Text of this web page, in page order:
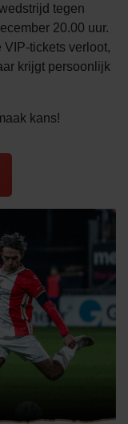
tegen
20.00 uur.
tickets verloot,
krijgt persoonlijk
kans!